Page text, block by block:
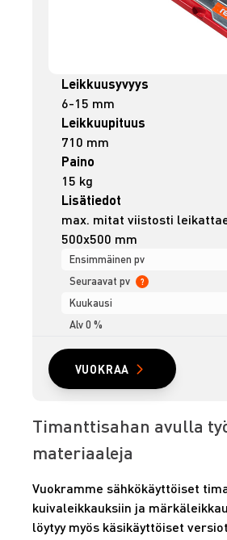
Leikkuusyvyys
6-15 mm
Leikkuupituus
710 mm
Paino
15 kg
Lisätiedot
max. mitat viistosti
500x500 mm
Ensimmäinen pv
Seuraavat pv ?
Kuukausi
Alv 0 %
VUOKRAA
Timanttisahan avulla
materiaaleja
Vuokramme sähkökäyttöiset
kuivaleikkauksiin ja
löytyy myös käsikäyttöiset